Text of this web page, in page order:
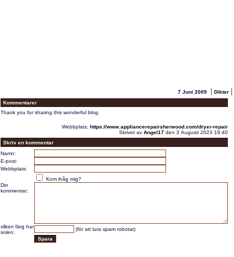
7 Juni 2009 | Dikter |
Kommentarer
Thank you for sharing this wonderful blog.
Webbplats: https://www.appliancerepairsherwood.com/dryer-repair
Skrivet av Angel17den 3 Augusti 2023 19:40
Skriv en kommentar
Namn:
E-post:
Webbplats:
Kom ihåg mig?
Din
kommentar:
vilken färg har
solen:
(för att lura spam robotar)